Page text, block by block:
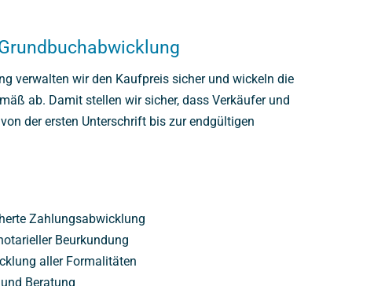
verwalten wir den Kaufpreis sicher und wickeln die
ab. Damit stellen wir sicher, dass Verkäufer und
der ersten Unterschrift bis zur endgültigen
Zahlungsabwicklung
Beurkundung
aller Formalitäten
Beratung